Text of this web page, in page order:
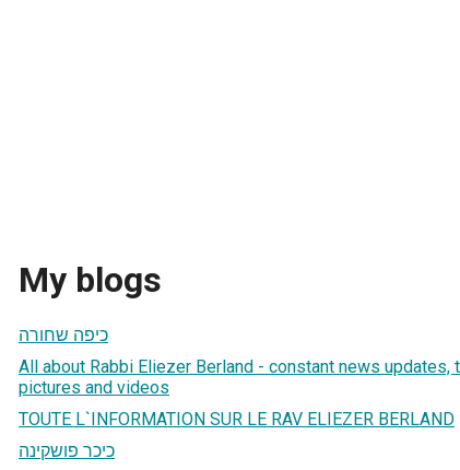
My blogs
כיפה שחורה
All about Rabbi Eliezer Berland - constant news
pictures and videos
TOUTE L`INFORMATION SUR LE RAV ELIEZER BERLAND
כיכר פושקינה